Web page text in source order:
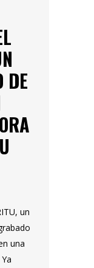
DE
un
una